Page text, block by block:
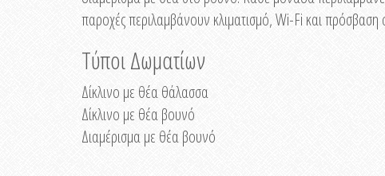
παροχές περιλαμβάνουν κλιματισμό, Wi-Fi και πρόσβαση
Τύποι Δωματίων
Δίκλινο με θέα θάλασσα
Δίκλινο με θέα βουνό
Διαμέρισμα με θέα βουνό